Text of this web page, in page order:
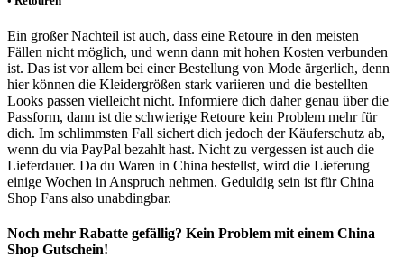
Ein großer Nachteil ist auch, dass eine Retoure in den meisten
Fällen nicht möglich, und wenn dann mit hohen Kosten verbunden
ist. Das ist vor allem bei einer Bestellung von Mode ärgerlich, denn
hier können die Kleidergrößen stark variieren und die bestellten
Looks passen vielleicht nicht. Informiere dich daher genau über die
Passform, dann ist die schwierige Retoure kein Problem mehr für
dich. Im schlimmsten Fall sichert dich jedoch der Käuferschutz ab,
wenn du via PayPal bezahlt hast. Nicht zu vergessen ist auch die
Lieferdauer. Da du Waren in China bestellst, wird die Lieferung
einige Wochen in Anspruch nehmen. Geduldig sein ist für China
Shop Fans also unabdingbar.
Noch mehr Rabatte gefällig? Kein Problem mit einem China
Shop Gutschein!